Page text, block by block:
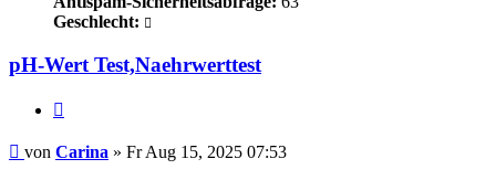
Geschlecht:
pH-Wert Test,Naehrwerttest
Beitrag
von Carina » Fr Aug 15, 2025 07:53